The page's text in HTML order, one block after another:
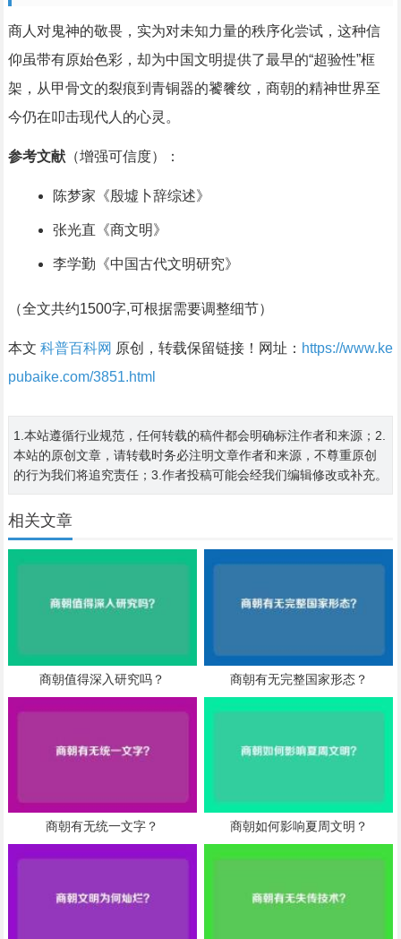
商人对鬼神的敬畏，实为对未知力量的秩序化尝试，这种信
仰虽带有原始色彩，却为中国文明提供了最早的“超验性”框
架，从甲骨文的裂痕到青铜器的饕餮纹，商朝的精神世界至
今仍在叩击现代人的心灵。
参考文献（增强可信度）：
陈梦家《殷墟卜辞综述》
张光直《商文明》
李学勤《中国古代文明研究》
（全文共约1500字,可根据需要调整细节）
本文 科普百科网 原创，转载保留链接！网址： https://www.ke
pubaike.com/3851.html
1.本站遵循行业规范，任何转载的稿件都会明确标注作者和来源；2.
本站的原创文章，请转载时务必注明文章作者和来源，不尊重原创
的行为我们将追究责任；3.作者投稿可能会经我们编辑修改或补充。
相关文章
商朝值得深入研究吗？ 商朝有无完整国家形态？
商朝有无统一文字？ 商朝如何影响夏周文明？